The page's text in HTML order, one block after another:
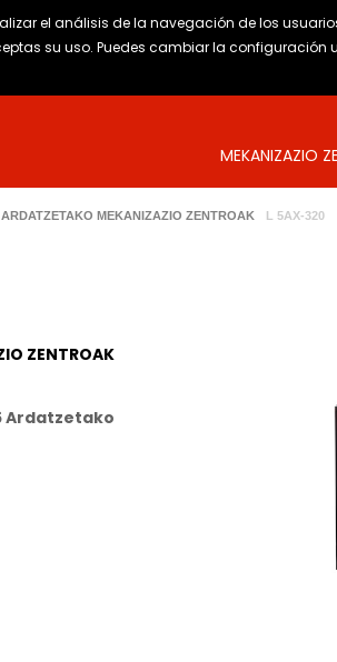
el análisis de la navegación de los
su uso. Puedes cambiar la configuración
MEKANIZAZIO
MEKANIZAZIO ZENTROAK L 5AX-320
ZENTROAK
Ardatzetako